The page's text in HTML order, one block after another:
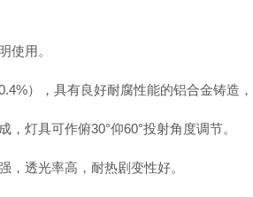
用。
），具有良好耐腐性能的铝合金铸造，
灯具可作俯30°仰60°投射角度调节。
透光率高，耐热剧变性好。